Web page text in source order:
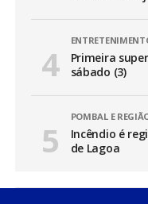
Primeira
sábado (3)
POMBAL E
Incêndio é
de Lagoa